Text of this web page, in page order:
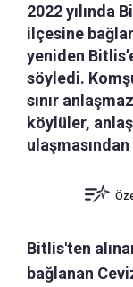
2022 yılında
ilçesine
yeniden
söyledi.
sınır
köylüler,
Bitlis'ten
bağlanan